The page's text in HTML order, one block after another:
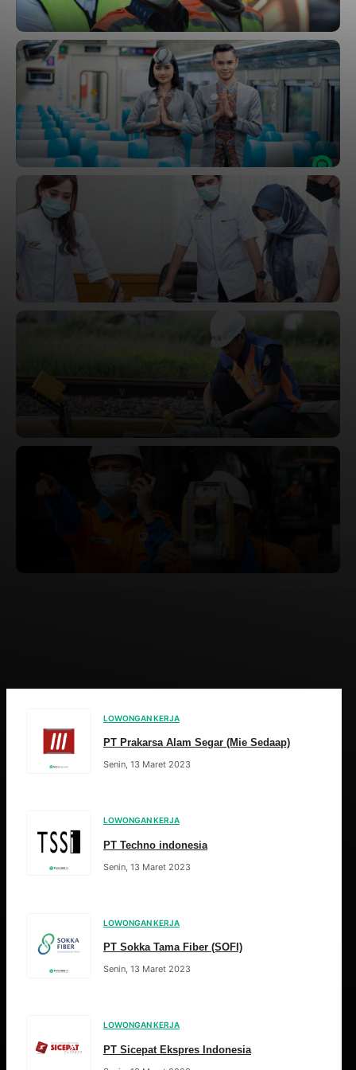
LOWONGAN KERJA
PT Prakarsa Alam Segar (Mie Sedaap)
Senin, 13 Maret 2023
LOWONGAN KERJA
PT Techno indonesia
Senin, 13 Maret 2023
LOWONGAN KERJA
PT Sokka Tama Fiber (SOFI)
Senin, 13 Maret 2023
LOWONGAN KERJA
PT Sicepat Ekspres Indonesia